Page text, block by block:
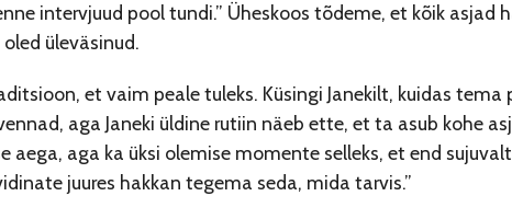
intervjuud pool tundi.” Üheskoos tõdeme, et kõik asjad
üleväsinud.
et vaim peale tuleks. Küsingi Janekilt, kuidas tema
aga Janeki üldine rutiin näeb ette, et ta asub kohe
aega, aga ka üksi olemise momente selleks, et end
juures hakkan tegema seda, mida tarvis.”